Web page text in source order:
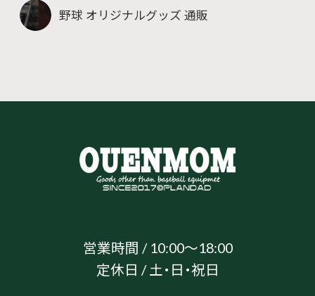
野球 オリジナルグッズ 通販
営業時間 / 10:00～18:00
定休日 / 土・日・祝日